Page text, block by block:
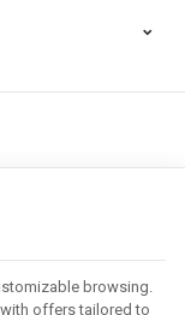
browsing.
offers tailored to